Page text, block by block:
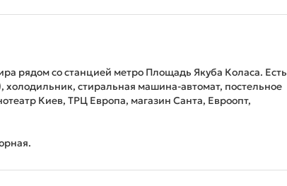
рядом со станцией метро Площадь Якуба Коласа. Есть
холодильник, стиральная машина-автомат, постельное
Киев, ТРЦ Европа, магазин Санта, Евроопт,